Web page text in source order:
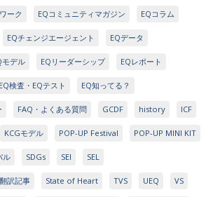
ーク EQコミュニティマガジン EQコラム
EQチェンジエージェント EQデータ
モデル EQリーダーシップ EQレポート
EQ検査・EQテスト EQ知ってる？
FAQ・よくある質問 GCDF history ICF
KCGモデル POP-UP Festival POP-UP MINI KIT
ル SDGs SEI SEL
訳記事 State of Heart TVS UEQ VS